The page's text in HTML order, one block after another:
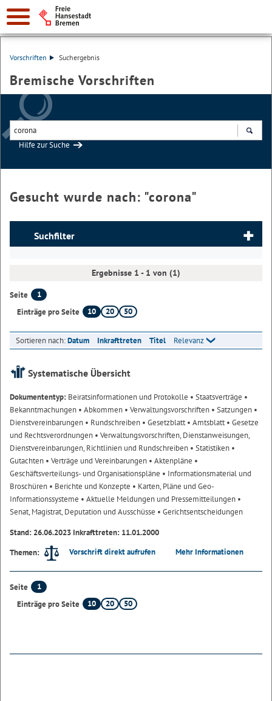
Vorschriften Suchergebnis
Bremische Vorschriften
Hilfe zur Suche
Gesucht wurde nach: "corona"
Suchfilter
Ergebnisse 1 - 1 von (1)
Seite
1
Einträge pro Seite
10 20 50
Sortieren nach:Datum Inkrafttreten Titel Relevanz
Systematische Übersicht
Dokumententyp: Beiratsinformationen und Protokolle • Staatsverträge •
Bekanntmachungen • Abkommen • Verwaltungsvorschriften • Satzungen •
Dienstvereinbarungen • Rundschreiben • Gesetzblatt• Amtsblatt• Gesetze
und Rechtsverordnungen • Verwaltungsvorschriften, Dienstanweisungen,
Dienstvereinbarungen, Richtlinien und Rundschreiben • Statistiken •
Gutachten • Verträge und Vereinbarungen • Aktenpläne •
Geschäftsverteilungs- und Organisationspläne • Informationsmaterial und
Broschüren • Berichte und Konzepte • Karten, Pläne und Geo-
Informationssysteme • Aktuelle Meldungen und Pressemitteilungen •
Senat, Magistrat, Deputation und Ausschüsse • Gerichtsentscheidungen
Stand: 26.06.2023 Inkrafttreten: 11.01.2000
Themen:
Vorschrift direkt aufrufen Mehr Informationen
Seite
1
Einträge pro Seite
10 20 50